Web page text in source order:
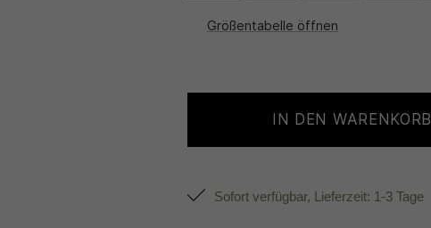
Größentabelle öffnen
IN DEN WARENKORB
Sofort verfügbar, Lieferzeit: 1-3 Tage